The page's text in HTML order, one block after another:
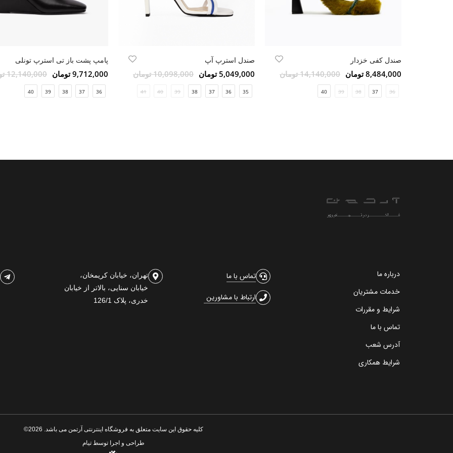
صندل کفی خزدار
8,484,000 تومان 14,140,000 تومان
36
37
38
39
40
صندل استرپ آپ
5,049,000 تومان 10,098,000 تومان
35
36
37
38
39
40
41
پامپ پشت باز تی‌ استرپ تونلی
9,712,000 تومان 12,140,000 تومان
36
37
38
39
40
درباره ما
خدمات مشتریان
شرایط و مقررات
تماس با ما
آدرس شعب
شرایط همکاری
تماس با ما
ارتباط با مشاورین
تهران، خیابان کریمخان،
خیابان سنایی، بالاتر از خیابان
خدری، پلاک 126/1
کلیه حقوق این سایت متعلق به فروشگاه اینترنتی آرتمن می باشد. 2026©
طراحی و اجرا توسطتیام